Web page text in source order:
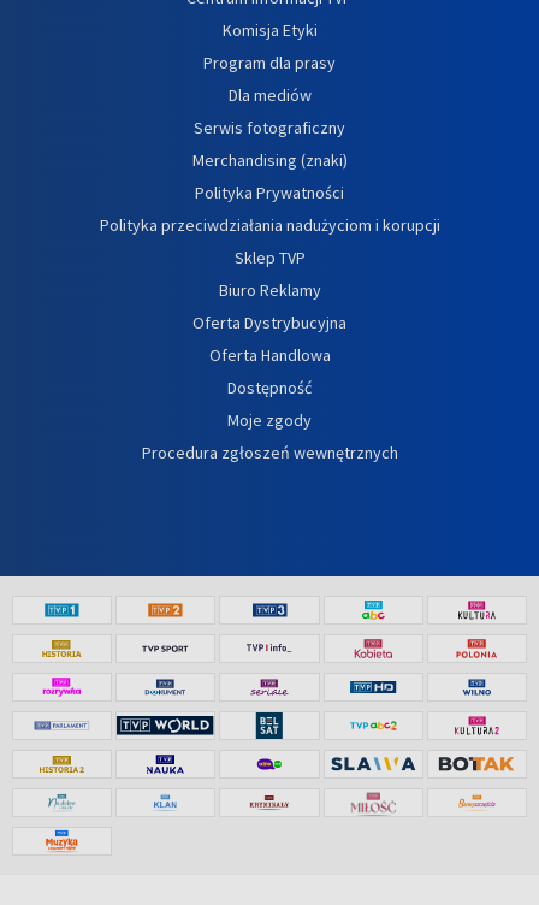
Komisja Etyki
Program dla prasy
Dla mediów
Serwis fotograficzny
Merchandising (znaki)
Polityka Prywatności
Polityka przeciwdziałania nadużyciom i korupcji
Sklep TVP
Biuro Reklamy
Oferta Dystrybucyjna
Oferta Handlowa
Dostępność
Moje zgody
Procedura zgłoszeń wewnętrznych